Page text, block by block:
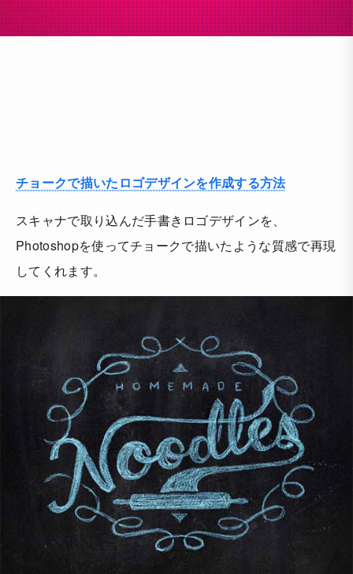
チョークで描いたロゴデザインを作成する方法
スキャナで取り込んだ手書きロゴデザインを、
Photoshopを使ってチョークで描いたような質感で再現
してくれます。